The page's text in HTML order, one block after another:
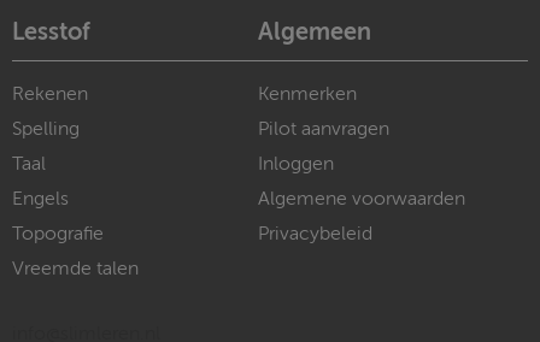
Lesstof Algemeen
Rekenen
Spelling
Taal
Engels
Topografie
Vreemde talen
Kenmerken
Pilot aanvragen
Inloggen
Algemene voorwaarden
Privacybeleid